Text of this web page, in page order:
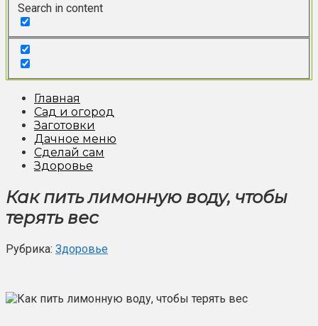
Search in content
Главная
Сад и огород
Заготовки
Дачное меню
Сделай сам
Здоровье
Как пить лимонную воду, чтобы
терять вес
Рубрика: Здоровье